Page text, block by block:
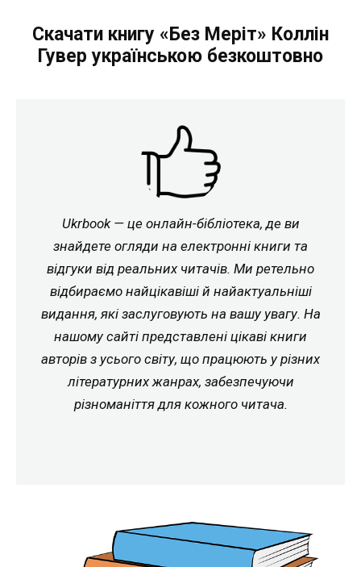
Скачати книгу «Без Меріт» Коллін
Гувер українською безкоштовно
Ukrbook — це онлайн-бібліотека, де ви
знайдете огляди на електронні книги та
відгуки від реальних читачів. Ми ретельно
відбираємо найцікавіші й найактуальніші
видання, які заслуговують на вашу увагу. На
нашому сайті представлені цікаві книги
авторів з усього світу, що працюють у різних
літературних жанрах, забезпечуючи
різноманіття для кожного читача.